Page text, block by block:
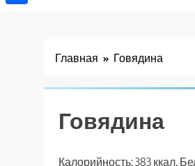
Главная Говядина
Говядина
Калорийность: 383 ккал,